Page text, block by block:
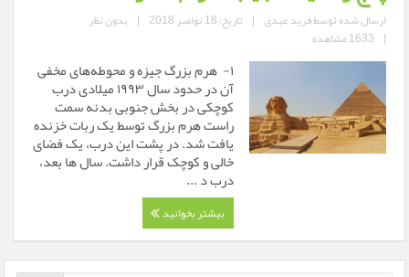
ارسال شده توسطفرید عبدی | تاریخ: 18 نوامبر 2018 | بدون نظر
| 1633 مشاهده
۱- هرم بزرگ جیزه و محوطه‌های مخفی
آن در حدود سال ۱۹۹۳ میلادی درب
کوچکی در بخش جنوبی بدنه سمت
راست هرم بزرگ توسط یک ربات خزنده
یافت شد. در پشت این درب، یک فضای
خالی و کوچک قرار داشت. سال ها بعد،
درب د ...
بیشتر بخوانید